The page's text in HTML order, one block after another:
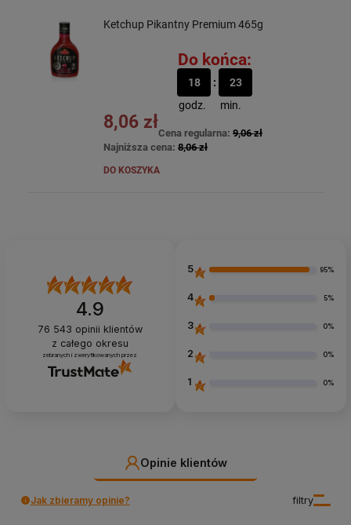
Ketchup Pikantny Premium 465g
Do końca:
18
godz.
23
min.
8,06 zł
Cena regularna: 9,06 zł
Najniższa cena: 8,06 zł
DO KOSZYKA
4.9
76 543 opinii klientów
z całego okresu
zebranych i zweryfikowanych przez
5 95%
4 5%
3 0%
2 0%
1 0%
Opinie klientów
filtry
Jak zbieramy opinie?